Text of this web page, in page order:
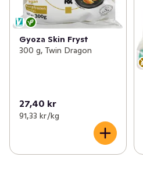
Gyoza Skin Fryst
300 g, Twin Dragon
27,40 kr
91,33 kr /kg